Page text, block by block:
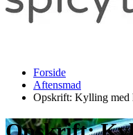
Forside
Aftensmad
Opskrift: Kylling med